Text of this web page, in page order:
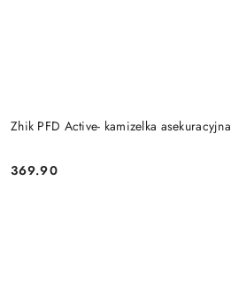
Zhik PFD Active- kamizelka asekuracyjna
Cena:
369.90